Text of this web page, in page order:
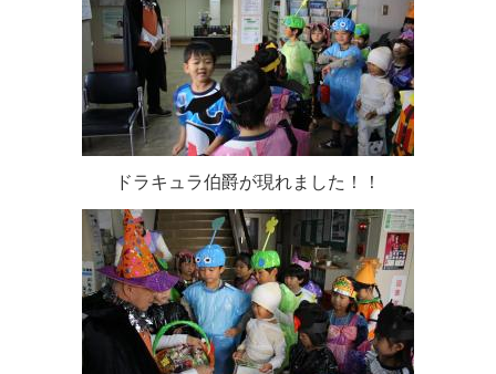
ドラキュラ伯爵が現れました！！